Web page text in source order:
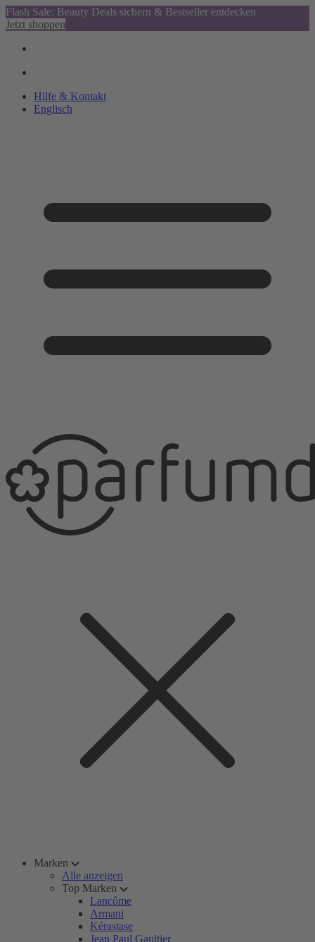
Flash Sale: Beauty Deals sichern & Bestseller entdecken
Jetzt shoppen
Hilfe & Kontakt
Englisch
Marken
Alle anzeigen
Top Marken
Lancôme
Armani
Kérastase
Jean Paul Gaultier